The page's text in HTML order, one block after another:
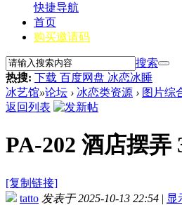
快捷导航
首页
购买邀请码
搜索
热搜: 下载 百度网盘 冰恋冰睡
冰艺馆»论坛 › 冰恋类资源 › 图片综
返回列表
PA-202 酒店摆弄
[复制链接]
tatto 发表于 2025-10-13 22:54 | 显